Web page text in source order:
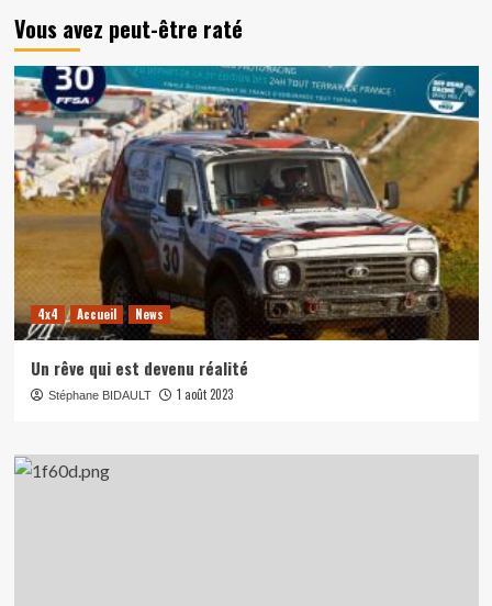
Vous avez peut-être raté
4x4 Accueil News
Un rêve qui est devenu réalité
Stéphane BIDAULT 1 août 2023